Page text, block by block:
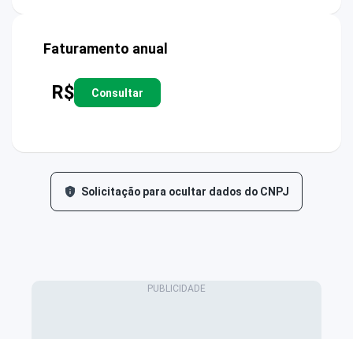
Faturamento anual
R$ Consultar
Solicitação para ocultar dados do CNPJ